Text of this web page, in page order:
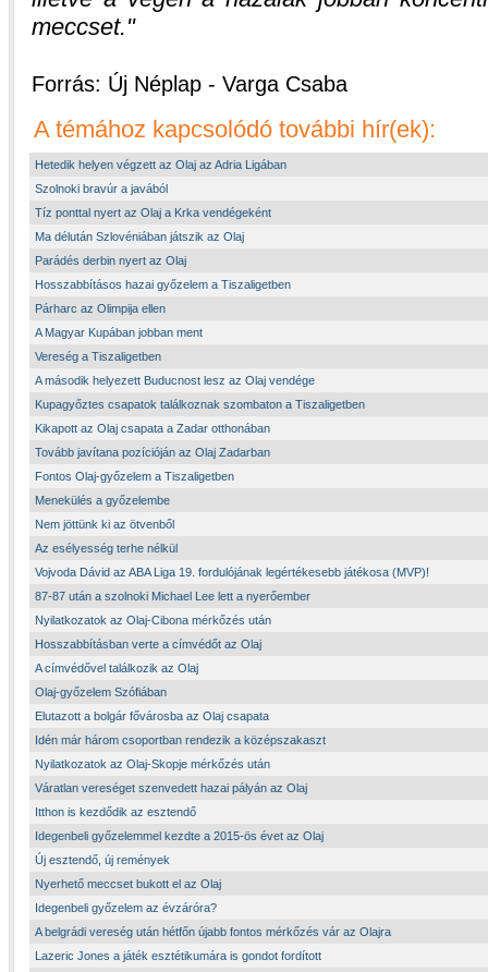
meccset.
Forrás: Új Néplap - Varga Csaba
A témához kapcsolódó további hír(ek):
Hetedik helyen végzett az Olaj az Adria Ligában
Szolnoki bravúr a javából
Tíz ponttal nyert az Olaj a Krka vendégeként
Ma délután Szlovéniában játszik az Olaj
Parádés derbin nyert az Olaj
Hosszabbításos hazai győzelem a Tiszaligetben
Párharc az Olimpija ellen
A Magyar Kupában jobban ment
Vereség a Tiszaligetben
A második helyezett Buducnost lesz az Olaj vendége
Kupagyőztes csapatok találkoznak szombaton a Tiszaligetben
Kikapott az Olaj csapata a Zadar otthonában
Tovább javítana pozícióján az Olaj Zadarban
Fontos Olaj-győzelem a Tiszaligetben
Menekülés a győzelembe
Nem jöttünk ki az ötvenből
Az esélyesség terhe nélkül
Vojvoda Dávid az ABA Liga 19. fordulójának legértékesebb játékosa (MVP)!
87-87 után a szolnoki Michael Lee lett a nyerőember
Nyilatkozatok az Olaj-Cibona mérkőzés után
Hosszabbításban verte a címvédőt az Olaj
A címvédővel találkozik az Olaj
Olaj-győzelem Szófiában
Elutazott a bolgár fővárosba az Olaj csapata
Idén már három csoportban rendezik a középszakaszt
Nyilatkozatok az Olaj-Skopje mérkőzés után
Váratlan vereséget szenvedett hazai pályán az Olaj
Itthon is kezdődik az esztendő
Idegenbeli győzelemmel kezdte a 2015-ös évet az Olaj
Új esztendő, új remények
Nyerhető meccset bukott el az Olaj
Idegenbeli győzelem az évzáróra?
A belgrádi vereség után hétfőn újabb fontos mérkőzés vár az Olajra
Lazeric Jones a játék esztétikumára is gondot fordított